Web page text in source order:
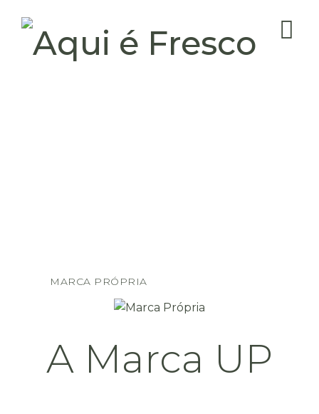
MARCA PRÓPRIA
A Marca UP